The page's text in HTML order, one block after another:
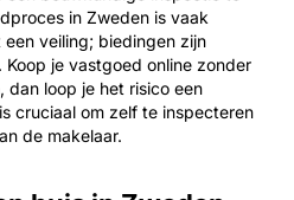
in Zweden is vaak
veiling; biedingen zijn
je vastgoed online zonder
loop je het risico een
cruciaal om zelf te inspecteren
de makelaar.